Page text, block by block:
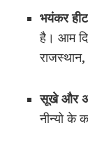
भयंकर
है। आम
सूखे और
नीन्यो के